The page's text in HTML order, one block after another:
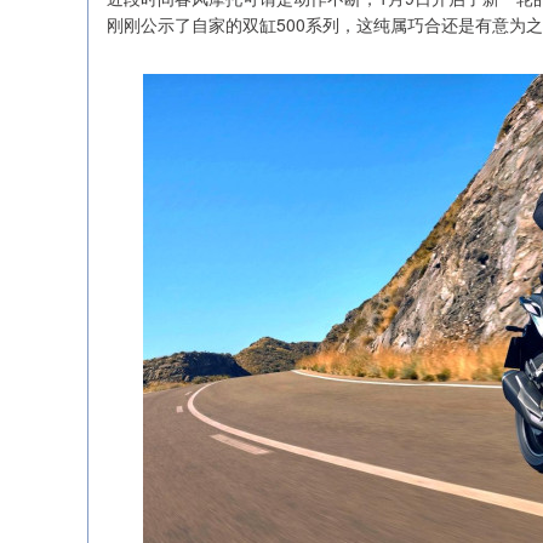
刚刚公示了自家的双缸500系列，这纯属巧合还是有意为